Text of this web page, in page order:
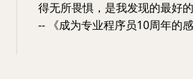
得无所畏惧，是我发现的最好
-- 《成为专业程序员10周年的感